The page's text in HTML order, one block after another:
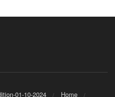
01-10-2024 Home